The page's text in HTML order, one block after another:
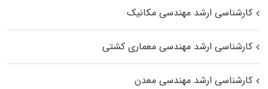
کارشناسی ارشد مهندسی مکانیک
کارشناسی ارشد مهندسی معماری کشتی
کارشناسی ارشد مهندسی معدن